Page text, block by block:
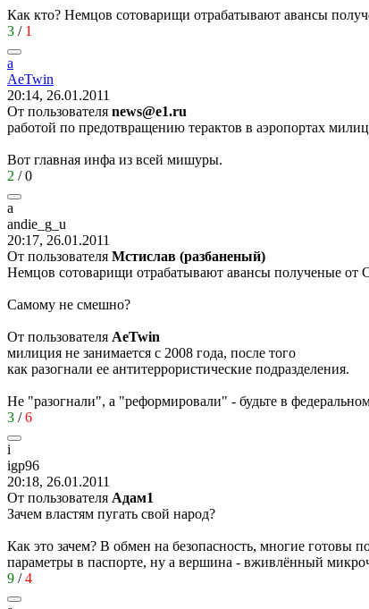
Как кто? Немцов сотоварищи отрабатывают авансы
3 / 1
a
AeTwin
20:14, 26.01.2011
От пользователя news@e1.ru
работой по предотвращению терактов в аэропортах
Вот главная инфа из всей мишуры.
2 /0
a
andie_g_u
20:17, 26.01.2011
От пользователя Мстислав (разбаненый)
Немцов сотоварищи отрабатывают авансы полученые
Самому не смешно?
От пользователя AeTwin
милиция не занимается с 2008 года, после того
как разогнали ее антитеррористические подразделения.
Не "разогнали", а "реформировали" - будьте в
3 /6
i
igp96
20:18, 26.01.2011
От пользователя Адам1
Зачем властям пугать свой народ?
Как это зачем? В обмен на безопасность, многие готовы
параметры в паспорте, ну а вершина - вживлённый
9 /4